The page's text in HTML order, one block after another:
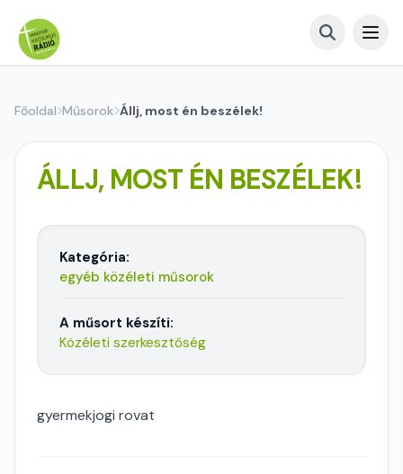
Főoldal Műsorok Állj, most én beszélek!
ÁLLJ, MOST ÉN BESZÉLEK!
Kategória:
egyéb közéleti műsorok
A műsort készíti:
Közéleti szerkesztőség
gyermekjogi rovat